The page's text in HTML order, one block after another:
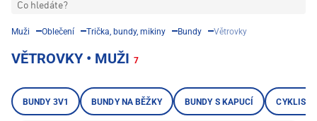
Co hledáte?
Muži Oblečení Trička, bundy, mikiny Bundy Větrovky
VĚTROVKY • MUŽI 7
BUNDY 3V1 BUNDY NA BĚŽKY BUNDY S KAPUCÍ